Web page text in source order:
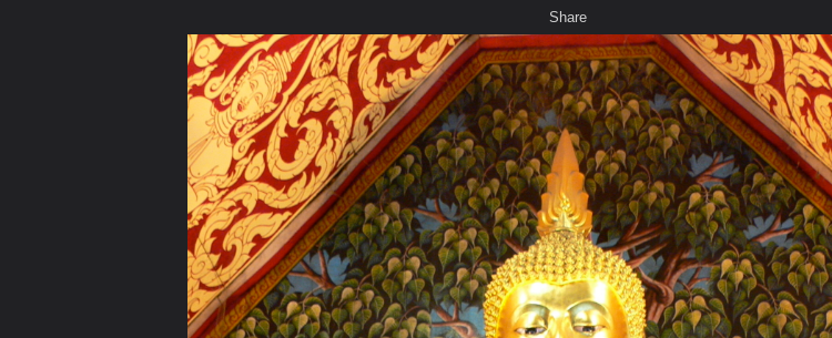
General วชิรุณ พระพุทธรูปและสถานที่สำคัญในพระพุทธศาสนา
เว็บบอร์ด มีอะไรใหม่ วิดีโอ รูปภาพ
มีอะไรใหม่ คอลเล็คชั่น สถานที่ กล้อง แท็ก
เสียงธรรม สมาชิก ห้องสนทนา
Share